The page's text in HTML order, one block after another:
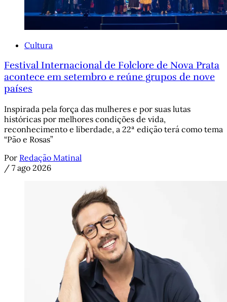
Cultura
Festival Internacional de Folclore de Nova Prata
acontece em setembro e reúne grupos de nove
países
Inspirada pela força das mulheres e por suas lutas
históricas por melhores condições de vida,
reconhecimento e liberdade, a 22ª edição terá como tema
“Pão e Rosas”
Por Redação Matinal
/ 7 ago 2026